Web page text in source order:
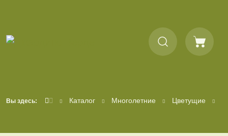
Вы здесь: Каталог Многолетние Цветущие